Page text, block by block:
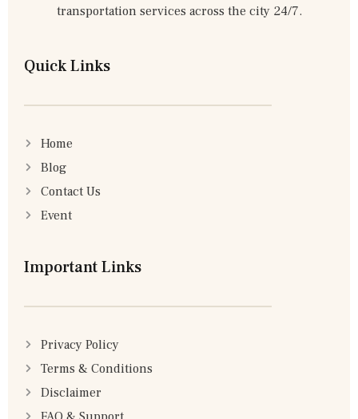
transportation services across the city 24/7.
Quick Links
Home
Blog
Contact Us
Event
Important Links
Privacy Policy
Terms & Conditions
Disclaimer